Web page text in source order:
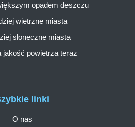
linki
O nas
opadem deszczu
wietrzne miasta
słoneczne miasta
jakość powietrza teraz